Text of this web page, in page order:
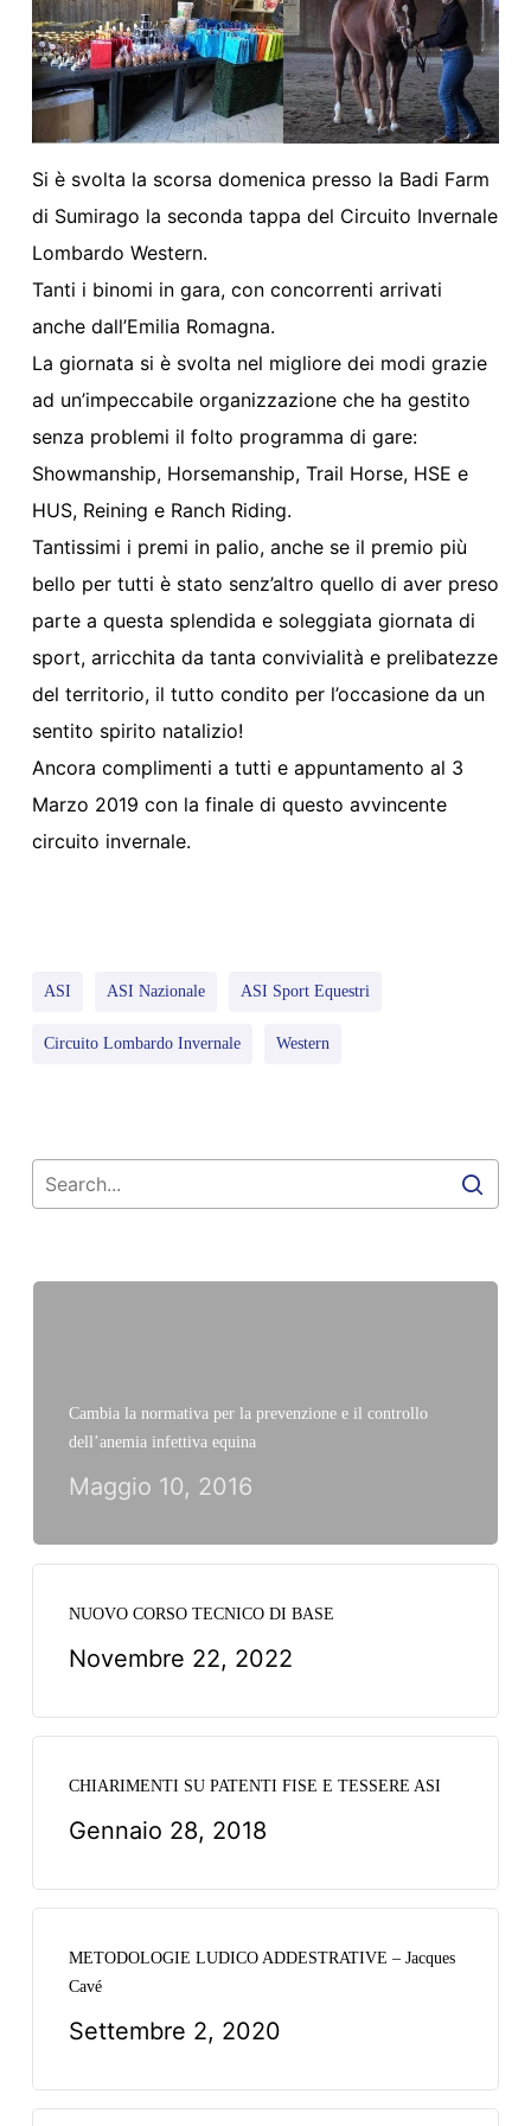
Si è svolta la scorsa domenica presso la Badi Farm
di Sumirago la seconda tappa del Circuito Invernale
Lombardo Western.
Tanti i binomi in gara, con concorrenti arrivati
anche dall’Emilia Romagna.
La giornata si è svolta nel migliore dei modi grazie
ad un’impeccabile organizzazione che ha gestito
senza problemi il folto programma di gare:
Showmanship, Horsemanship, Trail Horse, HSE e
HUS, Reining e Ranch Riding.
Tantissimi i premi in palio, anche se il premio più
bello per tutti è stato senz’altro quello di aver preso
parte a questa splendida e soleggiata giornata di
sport, arricchita da tanta convivialità e prelibatezze
del territorio, il tutto condito per l’occasione da un
sentito spirito natalizio!
Ancora complimenti a tutti e appuntamento ‪al 3
Marzo 2019‬ con la finale di questo avvincente
circuito invernale.
ASI ASI Nazionale ASI Sport Equestri
Circuito Lombardo Invernale Western
Cambia la normativa per la prevenzione e il controllo
dell’anemia infettiva equina
Maggio 10, 2016
NUOVO CORSO TECNICO DI BASE
Novembre 22, 2022
CHIARIMENTI SU PATENTI FISE E TESSERE ASI
Gennaio 28, 2018
METODOLOGIE LUDICO ADDESTRATIVE – Jacques
Cavé
Settembre 2, 2020